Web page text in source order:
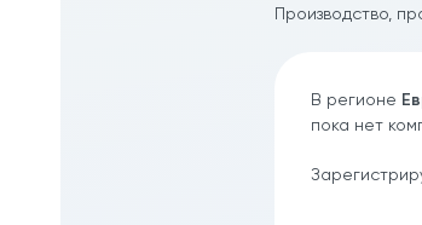
Производство,
В регионе
пока нет